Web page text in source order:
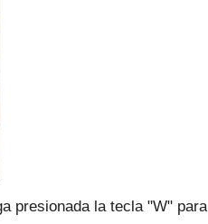
presionada la tecla "W" para